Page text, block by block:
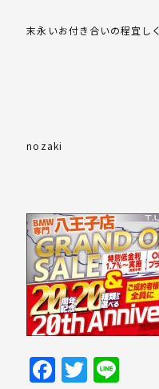
末永いお付き合いの程宜し
nozaki
Twitter